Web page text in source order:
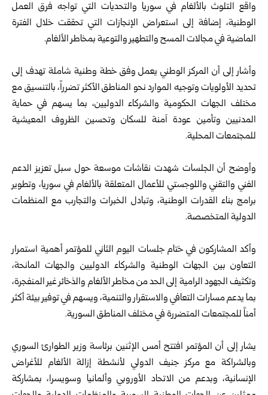
واقع ‏التلوث بالألغام في سوريا والتحديات التي تواجه فرق العمل
الوطنية، إضافة ‏إلى استعراض الإنجازات التي تحققت خلال الفترة
الماضية في مجالات ‏المسح والتطهير والتوعية بمخاطر الألغام.‏
وأشار إلى أن المركز الوطني يعمل وفق خطة وطنية شاملة تهدف إلى
تحديد ‏الأولويات وتوجيه الموارد نحو المناطق الأكثر تضرراً، بالتنسيق مع
مختلف ‏الجهات الحكومية والشركاء الدوليين، بما يسهم في حماية
المدنيين وتأمين ‏عودة آمنة للسكان وتحسين الظروف المعيشية
للمجتمعات المحلية.‏
وأوضح أن الجلسات شهدت نقاشات موسعة حول سبل تعزيز الدعم
الفني ‏والتقني واللوجستي للأعمال المتعلقة بالألغام في سوريا، وتطوير
برامج بناء ‏القدرات الوطنية، وتبادل الخبرات والتجارب مع المنظمات
الدولية ‏المتخصصة.‏
وأكد المشاركون في ختام جلسات اليوم الثاني للمؤتمر أهمية استمرار
‏التعاون بين الجهات الوطنية والشركاء الدوليين والجهات المانحة،
وتكثيف ‏الجهود الرامية إلى الحد من مخاطر الألغام والذخائر غير المنفجرة،
بما ‏يدعم مسارات التعافي والاستقرار والتنمية، ويسهم في توفير بيئة أكثر
أمناً ‏للمجتمعات المتضررة في مختلف المناطق السورية.‏
يشار إلى أن المؤتمر افتتح أمس الإثنين برئاسة وزير الطوارئ السوري
‏وبالشراكة مع مركز جنيف الدولي لأنشطة إزالة الألغام للأغراض
الإنسانية، ‏وبدعم من الاتحاد الأوروبي وألمانيا وسويسرا، بمشاركة